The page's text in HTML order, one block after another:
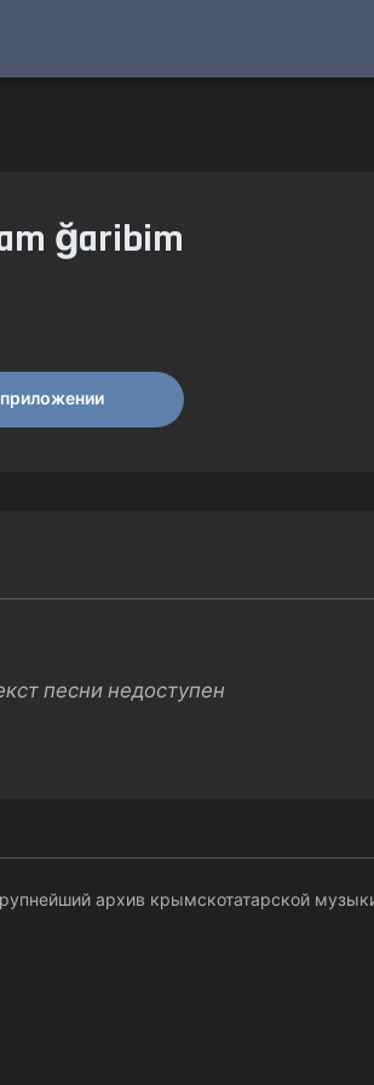
ğaribim
песни недоступен
архив крымскотатарской